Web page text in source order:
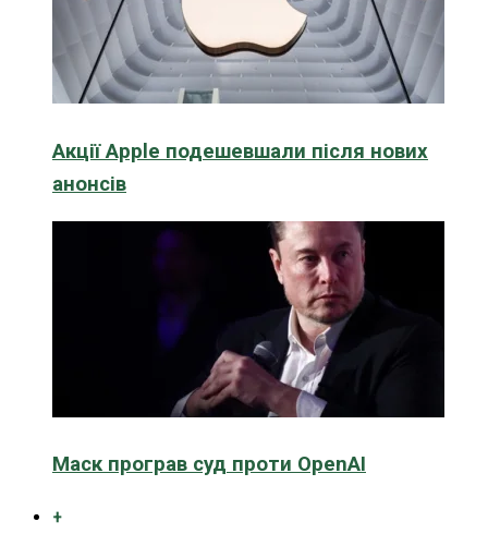
Акції Apple подешевшали після нових
анонсів
Маск програв суд проти OpenAI
+